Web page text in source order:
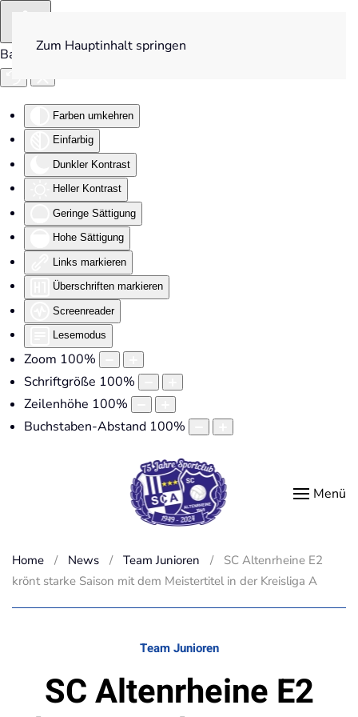
Barrierefreiheit
Farben umkehren
Einfarbig
Dunkler Kontrast
Heller Kontrast
Geringe Sättigung
Hohe Sättigung
Links markieren
Überschriften markieren
Screenreader
Lesemodus
Zoom 100%
Schriftgröße 100%
Zeilenhöhe 100%
Buchstaben-Abstand 100%
Zum Hauptinhalt springen
Menü
Home News Team Junioren
SC Altenrheine E2
krönt starke Saison mit dem Meistertitel in der Kreisliga A
Team Junioren
SC Altenrheine E2